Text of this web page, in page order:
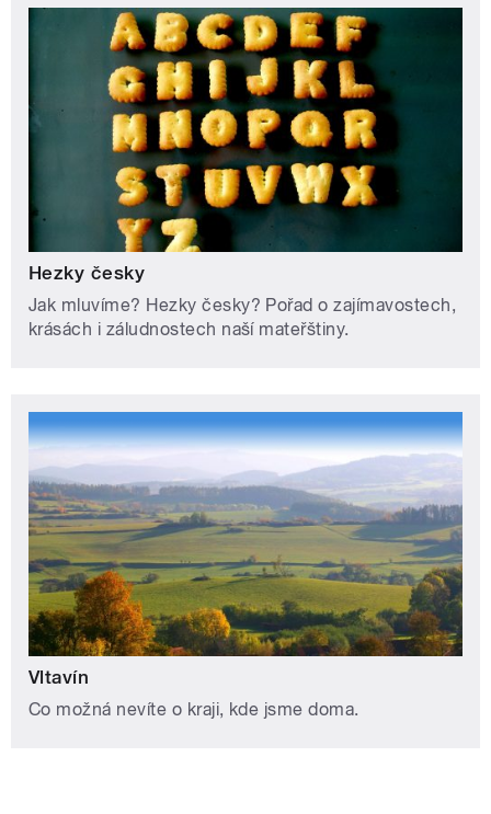
Hezky česky
Jak mluvíme? Hezky česky? Pořad o zajímavostech,
krásách i záludnostech naší mateřštiny.
Vltavín
Co možná nevíte o kraji, kde jsme doma.